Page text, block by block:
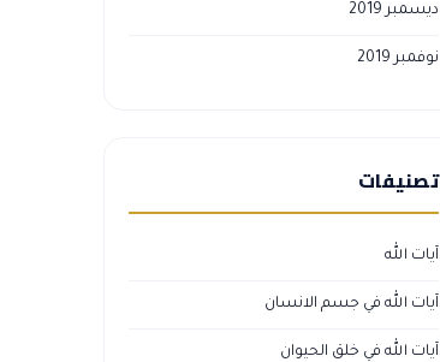
ديسمبر 2019
نوفمبر 2019
تصنيفات
آيات الله
آيات الله في جسم الانسان
آيات الله في خلق الحيوان